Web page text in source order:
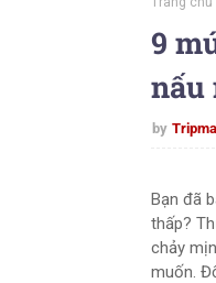
9
nấu
by
Bạn đã
thấp?
chảy
muốn.